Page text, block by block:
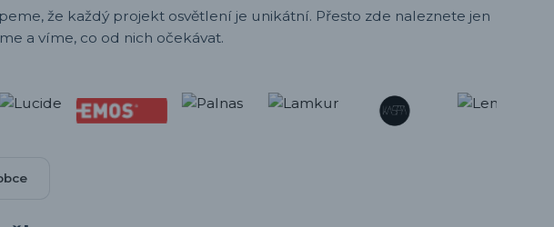
že každý projekt osvětlení je unikátní. Přesto zde naleznete jen
a víme, co od nich očekávat.